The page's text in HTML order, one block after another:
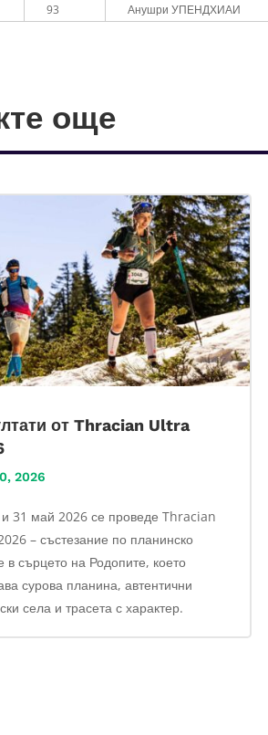
93 Анушри УПЕНДХИАИ
още
от Thracian Ultra
2026
31 май 2026 се проведе Thracian
– състезание по планинско
в сърцето на Родопите, което
сурова планина, автентични
села и трасета с характер.